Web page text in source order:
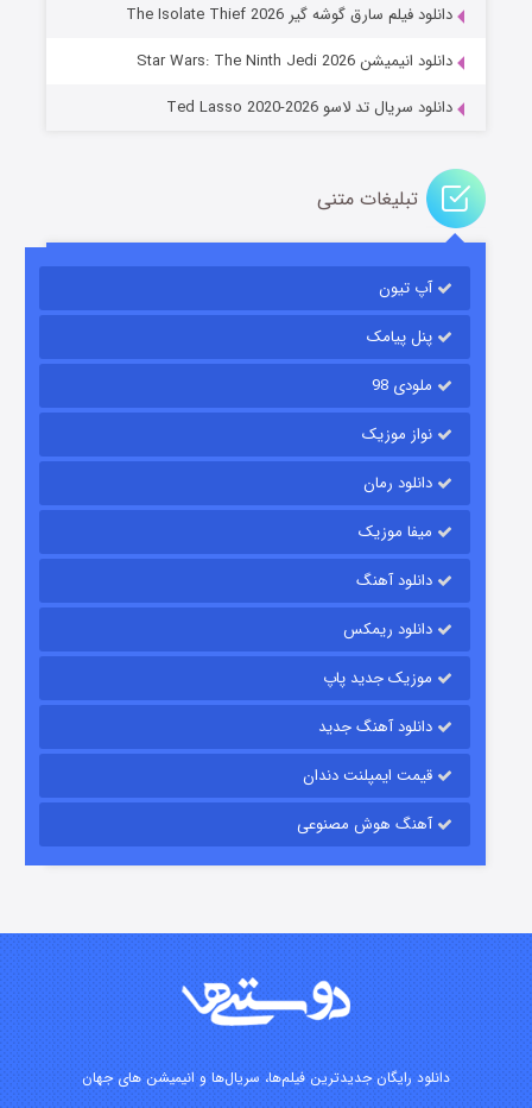
قسمت۱۴ (زیرنویس) منتشر شد
قسمت
قسمت۲ (دوبله) منتشر شد
دانلود فیلم سارق گوشه گیر The Isolate Thief 2026
دانلود انیمیشن Star Wars: The Ninth Jedi 2026
دانلود سریال تد لاسو Ted Lasso 2020-2026
تبلیغات متنی
آپ تیون
پنل پیامک
ملودی 98
نواز موزیک
دانلود رمان
میفا موزیک
دانلود آهنگ
دانلود ریمکس
موزیک جدید پاپ
دانلود آهنگ جدید
قیمت ایمپلنت دندان
آهنگ هوش مصنوعی
دانلود رایگان جدیدترین فیلم‌ها، سریال‌ها و انیمیشن های جهان